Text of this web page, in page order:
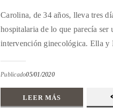
Carolina, de 34 años, lleva tres
hospitalaria de lo que parecía ser
intervención ginecológica. Ella y
Publicado05/01/2020
LEER MÁS